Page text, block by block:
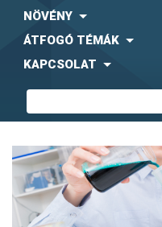
NÖVÉNY
ÁTFOGÓ TÉMÁK
KAPCSOLAT